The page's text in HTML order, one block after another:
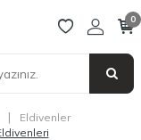
0
| Eldivenler